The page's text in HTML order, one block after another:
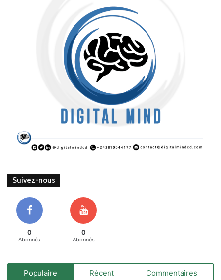
Suivez-nous
0
Abonnés
0
Abonnés
Populaire Récent Commentaires